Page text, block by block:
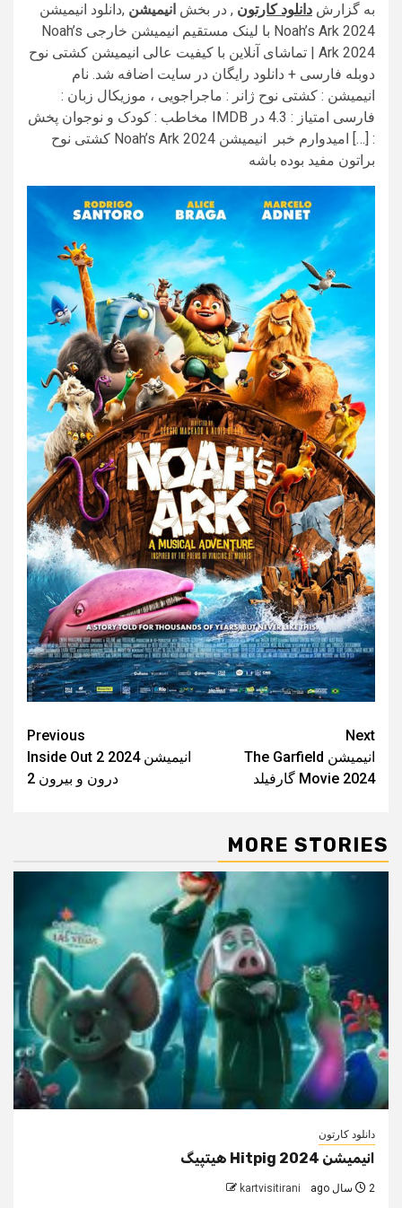
به گزارش دانلود کارتون , در بخش انیمیشن ,دانلود انیمیشن
Noah’s Ark 2024 با لینک مستقیم انیمیشن خارجی Noah’s
Ark 2024 | تماشای آنلاین با کیفیت عالی انیمیشن کشتی نوح
دوبله فارسی + دانلود رایگان در سایت اضافه شد. نام
انیمیشن : کشتی نوح ژانر : ماجراجویی ، موزیکال زبان :
فارسی امتیاز : 4.3 در IMDB مخاطب : کودک و نوجوان پخش
: […] امیدوارم خبر انیمیشن Noah’s Ark 2024 کشتی نوح
براتون مفید بوده باشه
Post
navigation
Previous
انیمیشن Inside Out 2 2024
درون و بیرون 2
Next
انیمیشن The Garfield
Movie 2024 گارفیلد
MORE STORIES
دانلود کارتون
انیمیشن Hitpig 2024 هیتپیگ
2 سال ago kartvisitirani